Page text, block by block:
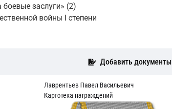
заслуги» (2)
войны I степени
Добавить документы
Лаврентьев Павел Васильевич
Картотека награждений